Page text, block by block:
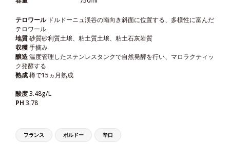
テロワール ドルドーニュ渓谷の南向き斜面に位置する、多様性に富んだ
テロワール
地質砂質砂利質土壌、粘土質土壌、粘土石灰岩質
収穫手摘み
醸造温度管理したステンレスタンクで自然発酵を行い、マロラクティッ
ク発酵する
熟成樽で15ヵ月熟成
酸度3.48g/L
PH 3.78
フランス ボルドー 辛口